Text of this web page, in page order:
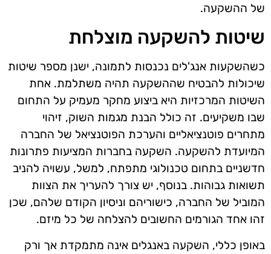
של ההשקעה.
שיטות להשקעה מוצלחת
כשהשקעות אנג'לים נכנסות לתמונה, ישנן מספר שיטות
שיכולות להבטיח שההשקעה תהיה משתלמת. אחת
השיטות המרכזיות היא ביצוע מחקר מעמיק על התחום
שבו משקיעים. זה כולל הבנת מגמות השוק, זיהוי
מתחרים פוטנציאליים והערכת הפוטנציאל של החברה
המיועדת להשקעה. השקעה בחברות המציעות פתרונות
חדשניים בתחום טכנולוגי מתפתח, למשל, עשויה להניב
תשואות גבוהות. בנוסף, יש צורך להעריך את הצוות
המוביל של החברה, כישוריהם וניסיון הקודם שלהם, שכן
זהו אחד הגורמים החשובים להצלחה של כל מיזם.
באופן כללי, השקעה באנגלים אינה מתמקדת אך ורק